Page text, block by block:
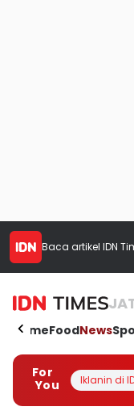
Baca artikel IDN
HomeFoodNews
For
You
Iklanin di